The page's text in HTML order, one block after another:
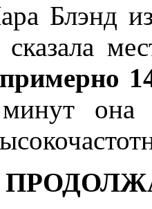
Блэнд из
сказала
она